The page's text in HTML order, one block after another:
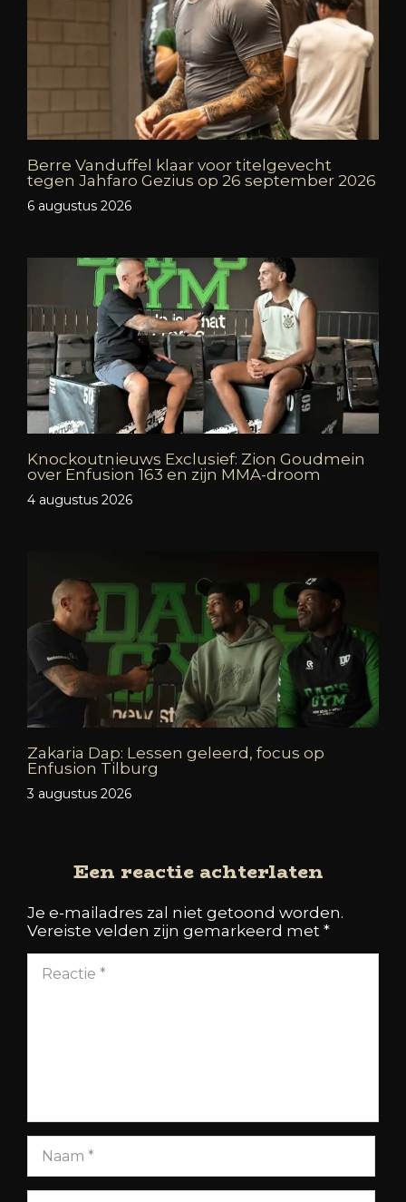
Berre Vanduffel klaar voor titelgevecht
tegen Jahfaro Gezius op 26 september 2026
6 augustus 2026
Knockoutnieuws Exclusief: Zion Goudmein
over Enfusion 163 en zijn MMA-droom
4 augustus 2026
Zakaria Dap: Lessen geleerd, focus op
Enfusion Tilburg
3 augustus 2026
Een reactie achterlaten
Je e-mailadres zal niet getoond worden.
Vereiste velden zijn gemarkeerd met *